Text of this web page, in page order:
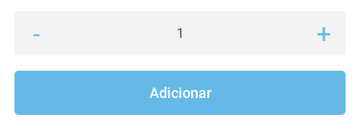
Garrafa
Adicionar